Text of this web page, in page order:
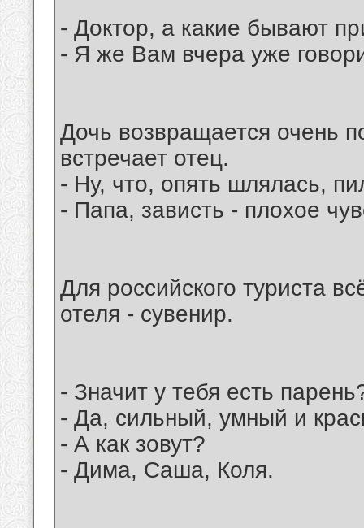
- Доктор, а какие бывают
- Я же Вам вчера уже
Дочь возвращается очень
встречает отец.
- Ну, что, опять шлялась,
- Папа, зависть - плохое
Для российского туриста
отеля - сувенир.
- Значит у тебя есть
- Да, сильный, умный и
- А как зовут?
- Дима, Саша, Коля.